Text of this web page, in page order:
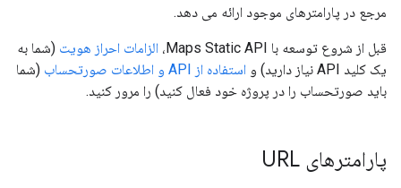
مرجع در پارامترهای موجود ارائه می دهد.
قبل از شروع توسعه با Maps Static API، الزامات احراز هویت (شما به
یک کلید API نیاز دارید) و
استفاده از API و اطلاعات صورتحساب
(شما
باید صورتحساب را در پروژه خود فعال کنید) را مرور کنید.
پارامترهای URL